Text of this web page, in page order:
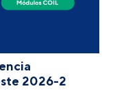
2026-2